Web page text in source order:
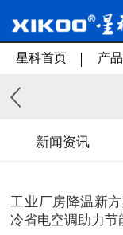
星科首页 产
新闻资讯
工业厂房降温新
冷省电空调助力节